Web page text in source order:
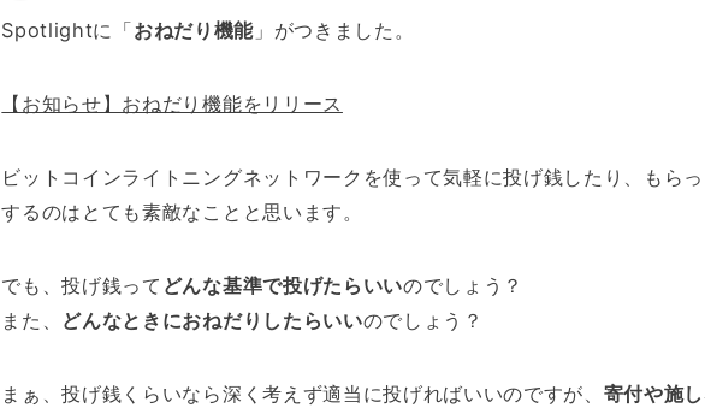
Spotlightに「おねだり機能」がつきました。
【お知らせ】おねだり機能をリリース
ビットコインライトニングネットワークを使って気軽に投げ銭したり、もら
するのはとても素敵なことと思います。
でも、投げ銭って どんな基準で投げたらいいのでしょう？
また、 どんなときにおねだりしたらいいのでしょう？
まぁ、投げ銭くらいなら深く考えず適当に投げればいいのですが、 寄付や施